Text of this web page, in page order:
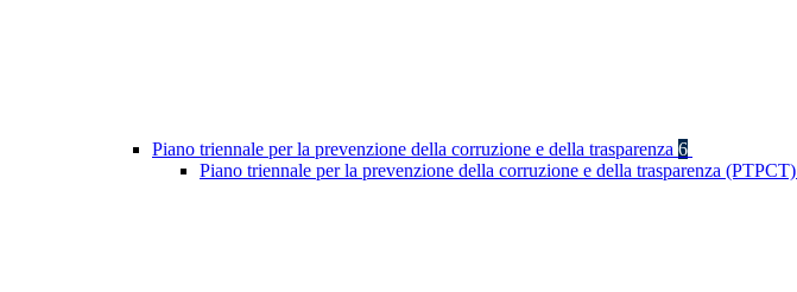
Piano triennale per la prevenzione della corruzione e della trasparenza 6
Piano triennale per la prevenzione della corruzione e della trasparenza (PTPCT)